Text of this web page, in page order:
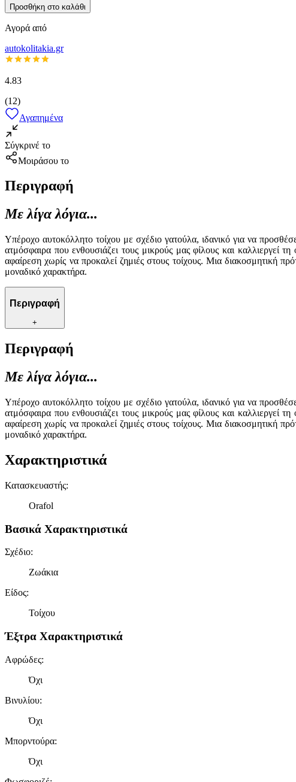
Προσθήκη στο καλάθι
Αγορά από
autokolitakia.gr
4.83
(12)
Αγαπημένα
Σύγκρινέ το
Μοιράσου το
Περιγραφή
Με λίγα λόγια...
Υπέροχο αυτοκόλλητο τοίχου με σχέδιο γατούλα, ιδανικό για να
ατμόσφαιρα που ενθουσιάζει τους μικρούς μας φίλους και καλλιεργεί
αφαίρεση χωρίς να προκαλεί ζημιές στους τοίχους. Μια διακοσμητική
μοναδικό χαρακτήρα.
Περιγραφή
+
Περιγραφή
Με λίγα λόγια...
Υπέροχο αυτοκόλλητο τοίχου με σχέδιο γατούλα, ιδανικό για να
ατμόσφαιρα που ενθουσιάζει τους μικρούς μας φίλους και καλλιεργεί
αφαίρεση χωρίς να προκαλεί ζημιές στους τοίχους. Μια διακοσμητική
μοναδικό χαρακτήρα.
Χαρακτηριστικά
Κατασκευαστής:
Orafol
Βασικά Χαρακτηριστικά
Σχέδιο:
Ζωάκια
Είδος:
Τοίχου
Έξτρα Χαρακτηριστικά
Αφρώδες:
Όχι
Βινυλίου:
Όχι
Μπορντούρα:
Όχι